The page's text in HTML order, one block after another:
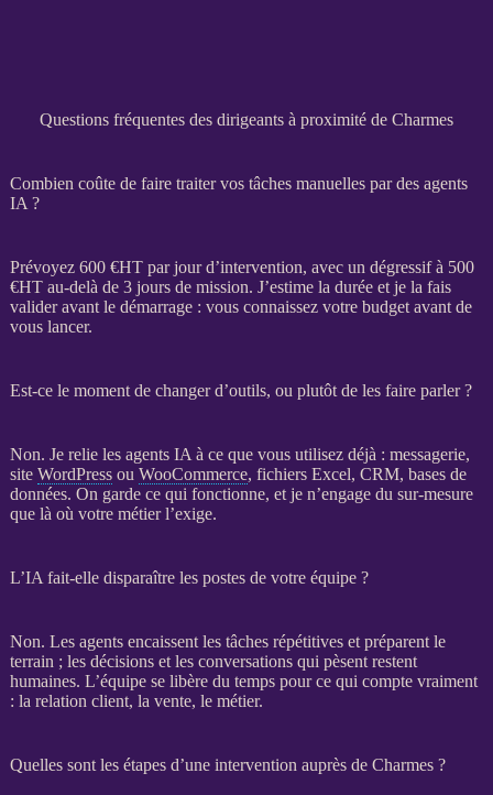
Questions fréquentes des dirigeants à proximité de Charmes
Combien coûte de faire traiter vos tâches manuelles par des agents
IA ?
Prévoyez 600 €HTpar jour d’intervention, avec un dégressif à 500
€HTau-delà de 3 jours de mission. J’estime la durée et je la fais
valider avant le démarrage : vous connaissez votre budget avant de
vous lancer.
Est-ce le moment de changer d’outils, ou plutôt de les faire parler ?
Non. Je relie les agents IA à ce que vous utilisez déjà : messagerie,
site WordPressou WooCommerce, fichiers Excel, CRM, bases de
données. On garde ce qui fonctionne, et je n’engage du sur-mesure
que là où votre métier l’exige.
L’IA fait-elle disparaître les postes de votre équipe ?
Non. Les agentsencaissent les tâches répétitives et préparent le
terrain ; les décisions et les conversations qui pèsent restent
humaines. L’équipe se libère du temps pour ce qui compte vraiment
: la relation client, la vente, le métier.
Quelles sont les étapes d’une intervention auprès de Charmes ?